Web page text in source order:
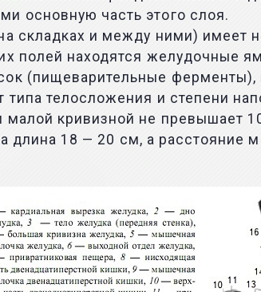
основную часть этого слоя.
складках и между ними)
полей находятся желудочные
(пищеварительные
телосложения и степени
кривизной не превышает
длина 18 — 20 см, а